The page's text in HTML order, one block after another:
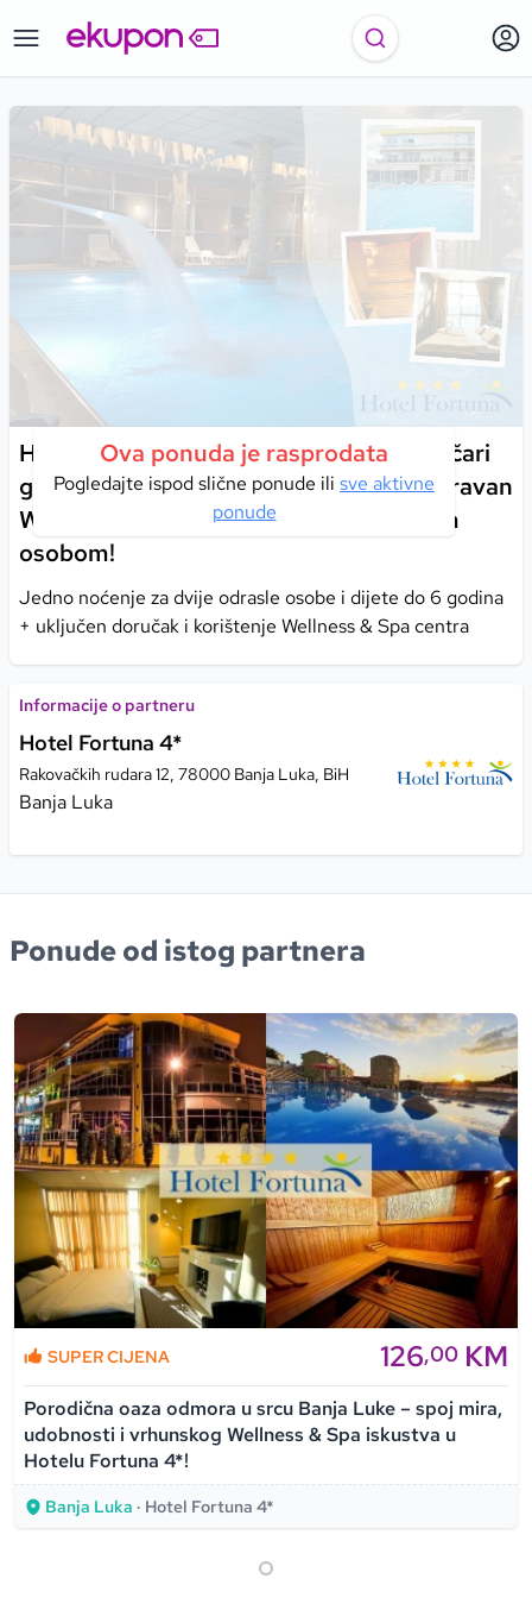
Ova ponuda je rasprodata
Pogledajte ispod slične ponude ili sve aktivne
ponude
Hotel Fortuna 4*, Banja Luka | Otkrijte čari
grada na Vrbasu i priuštite sebi nezaboravan
Wellness & Spa odmor sa Vama dragom
osobom!
Jedno noćenje za dvije odrasle osobe i dijete do 6 godina
+ uključen doručak i korištenje Wellness & Spa centra
Informacije o partneru
Hotel Fortuna 4*
Rakovačkih rudara 12, 78000 Banja Luka, BiH
Banja Luka
Ponude od istog partnera
SUPER CIJENA 126,00 KM
Porodična oaza odmora u srcu Banja Luke – spoj mira,
udobnosti i vrhunskog Wellness & Spa iskustva u
Hotelu Fortuna 4*!
Banja Luka · Hotel Fortuna 4*